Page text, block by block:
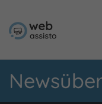
der
Hauptnavigation
der
Webseite
dem
Inhalt
der
Webseite
der
Meta-
Navigation
der
Webseite
dem
Footer
der
Webseite